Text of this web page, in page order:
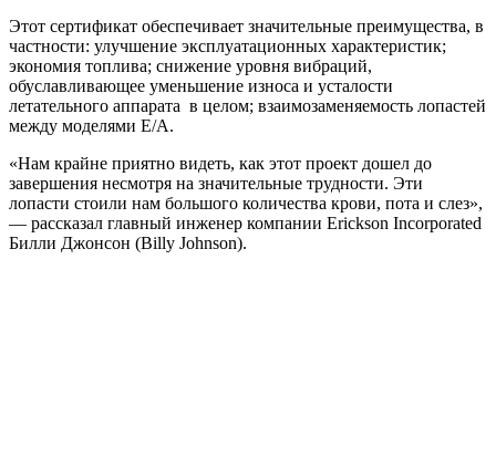
Этот сертификат обеспечивает значительные преимущества, в
частности: улучшение эксплуатационных характеристик;
экономия топлива; снижение уровня вибраций,
обуславливающее уменьшение износа и усталости
летательного аппарата в целом; взаимозаменяемость лопастей
между моделями E/A.
«Нам крайне приятно видеть, как этот проект дошел до
завершения несмотря на значительные трудности. Эти
лопасти стоили нам большого количества крови, пота и слез»,
— рассказал главный инженер компании Erickson Incorporated
Билли Джонсон (Billy Johnson).